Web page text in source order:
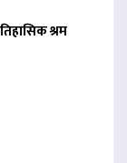
श्रम